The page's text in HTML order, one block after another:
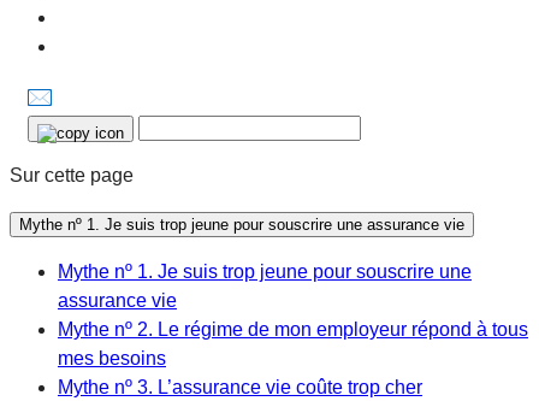
Sur cette page
Mythe nº 1. Je suis trop jeune pour souscrire une assurance vie
Mythe nº 1. Je suis trop jeune pour souscrire une
assurance vie
Mythe nº 2. Le régime de mon employeur répond à tous
mes besoins
Mythe nº 3. L’assurance vie coûte trop cher